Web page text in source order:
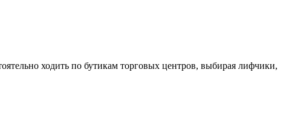
ходить по бутикам торговых центров, выбирая лифчики,